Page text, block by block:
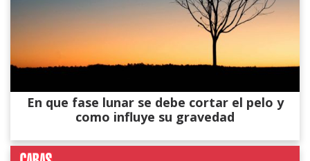
En que fase lunar se debe cortar el pelo y
como influye su gravedad